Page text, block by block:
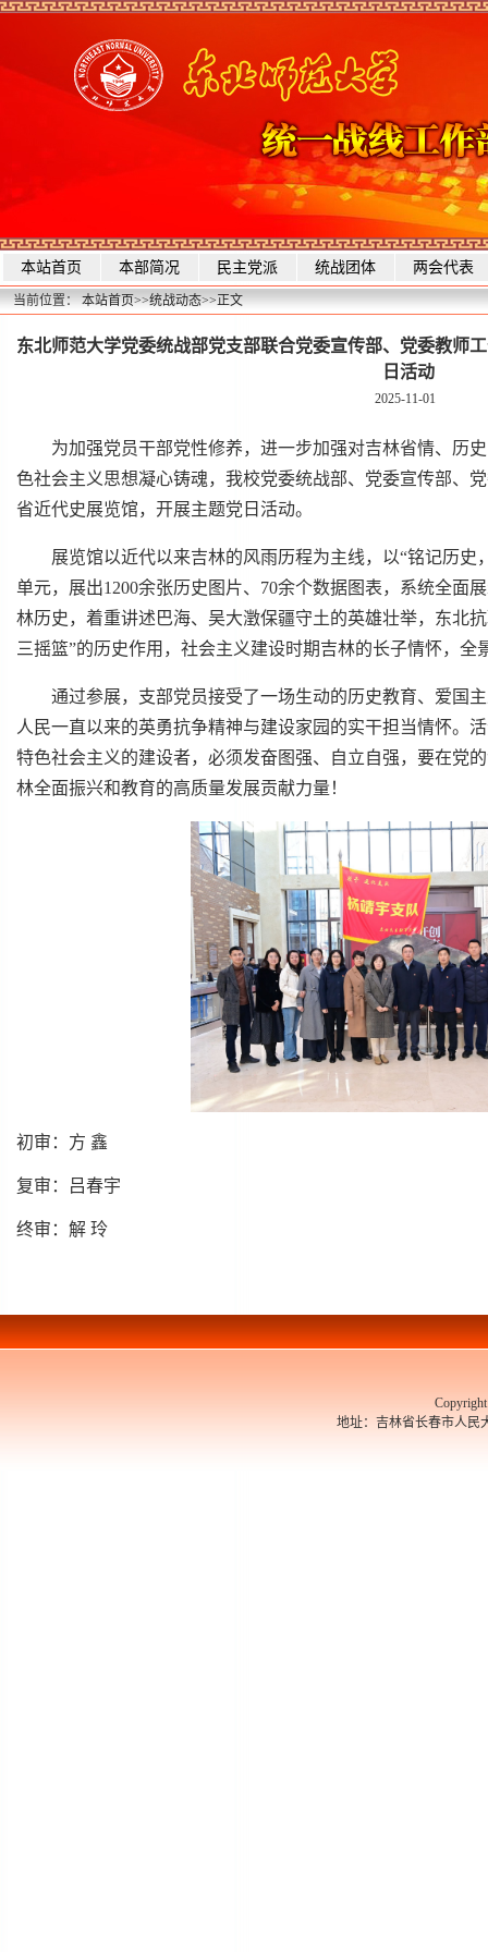
本站首页 本部简况 民主党派 统战团体 两会代表
当前位置：本站首页>>统战动态>>正文
东北师范大学党委统战部党支部联合党委宣传部、党委教师
日活动
2025-11-01
为加强党员干部党性修养，进一步加强对吉林省情、历
色社会主义思想凝心铸魂，我校党委统战部、党委宣传部、
省近代史展览馆，开展主题党日活动。
展览馆以近代以来吉林的风雨历程为主线，以“铭记历史
单元，展出1200余张历史图片、70余个数据图表，系统全面
林历史，着重讲述巴海、吴大澂保疆守土的英雄壮举，东北
三摇篮”的历史作用，社会主义建设时期吉林的长子情怀，全
通过参展，支部党员接受了一场生动的历史教育、爱国
人民一直以来的英勇抗争精神与建设家园的实干担当情怀。
特色社会主义的建设者，必须发奋图强、自立自强，要在党
林全面振兴和教育的高质量发展贡献力量！
初审：方 鑫
复审：吕春宇
终审：解 玲
Copyright 东
地址：吉林省长春市人民